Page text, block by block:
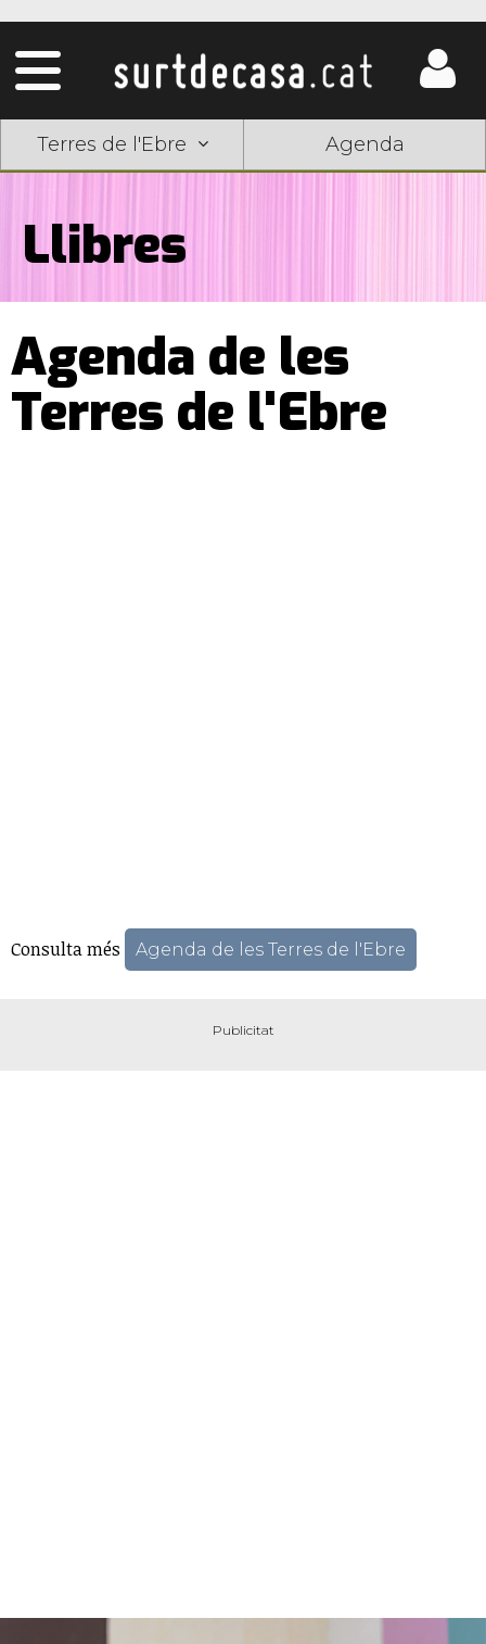
Terres de l'Ebre Agenda
Llibres
Agenda de les
Terres de l'Ebre
Consulta més Agenda de les Terres de l'Ebre